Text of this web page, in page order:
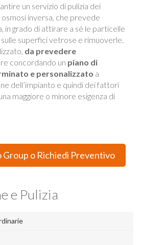
un servizio di pulizia dei
inversa, che prevede
in grado di attirare a sé le particelle
superfici vetrose e rimuoverle.
da prevedere
concordando un piano di
e personalizzato a
dell’impianto e quindi dei fattori
maggiore o minore esigenza di
o Richiedi Preventivo
e Pulizia